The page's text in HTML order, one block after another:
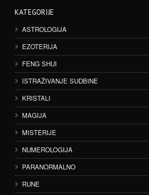
KATEGORIJE
ASTROLOGIJA
EZOTERIJA
FENG SHUI
ISTRAŽIVANJE SUDBINE
KRISTALI
MAGIJA
MISTERIJE
NUMEROLOGIJA
PARANORMALNO
RUNE